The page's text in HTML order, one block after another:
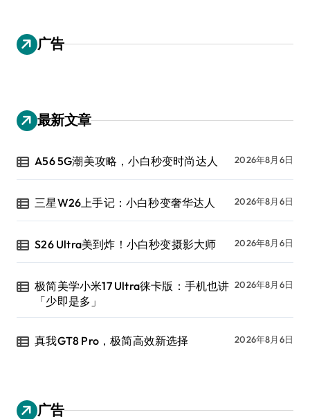
广告
最新文章
A56 5G潮美攻略，小白秒变时尚达人 2026年8月6日
三星W26上手记：小白秒变奢华达人 2026年8月6日
S26 Ultra美到炸！小白秒变摄影大师 2026年8月6日
极简美学小米17 Ultra徕卡版：手机也讲
「少即是多」
2026年8月6日
真我GT8 Pro，极简高效新选择 2026年8月6日
广告